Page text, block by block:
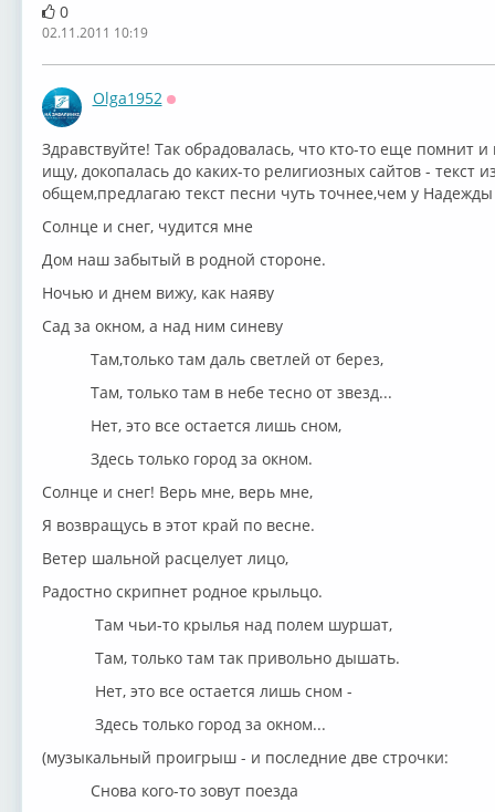
0
02.11.2011 10:19
Olga1952
Здравствуйте! Так обрадовалась, что кто-то еще помнит
ищу, докопалась до каких-то религиозных сайтов -
общем,предлагаю текст песни чуть точнее,чем у
Солнце и снег, чудится мне
Дом наш забытый в родной стороне.
Ночью и днем вижу, как наяву
Сад за окном, а над ним синеву
Там,только там даль светлей от берез,
Там, только там в небе тесно от звезд...
Нет, это все остается лишь сном,
Здесь только город за окном.
Солнце и снег! Верь мне, верь мне,
Я возвращусь в этот край по весне.
Ветер шальной расцелует лицо,
Радостно скрипнет родное крыльцо.
Там чьи-то крылья над полем шуршат,
Там, только там так привольно дышать.
Нет, это все остается лишь сном -
Здесь только город за окном...
(музыкальный проигрыш - и последние две строчки:
Снова кого-то зовут поезда